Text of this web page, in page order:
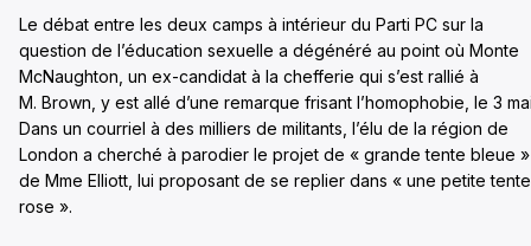
Le débat entre les deux camps à intérieur du Parti PC sur la
question de l’éducation sexuelle a dégénéré au point où Monte
McNaughton, un ex-candidat à la chefferie qui s’est rallié à
M. Brown, y est allé d’une remarque frisant l’homophobie, le 3
Dans un courriel à des milliers de militants, l’élu de la région de
London a cherché à parodier le projet de « grande tente bleue »
de Mme Elliott, lui proposant de se replier dans « une petite tente
rose ».